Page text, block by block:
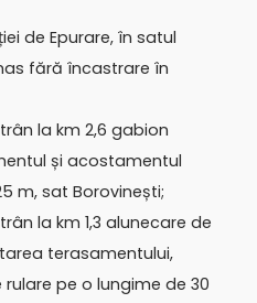
de Epurare, în satul
fără încastrare în
la km 2,6 gabion
și acostamentul
m, sat Borovinești;
la km 1,3 alunecare de
terasamentului,
pe o lungime de 30